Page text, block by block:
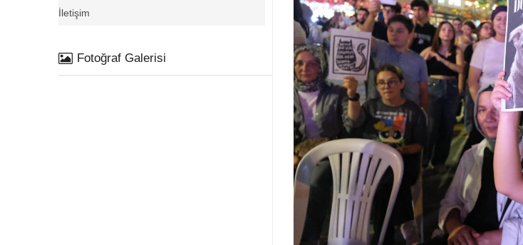
İletişim
Fotoğraf Galerisi